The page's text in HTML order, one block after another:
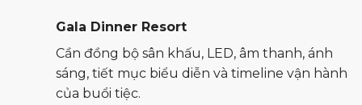
Gala Dinner Resort
Cần đồng bộ sân khấu, LED, âm thanh, ánh
sáng, tiết mục biểu diễn và timeline vận hành
của buổi tiệc.